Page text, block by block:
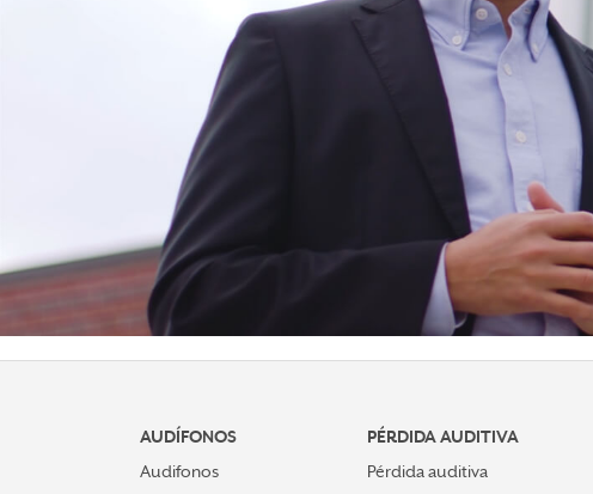
AUDÍFONOS
Audifonos
PÉRDIDA AUDITIVA
Pérdida auditiva